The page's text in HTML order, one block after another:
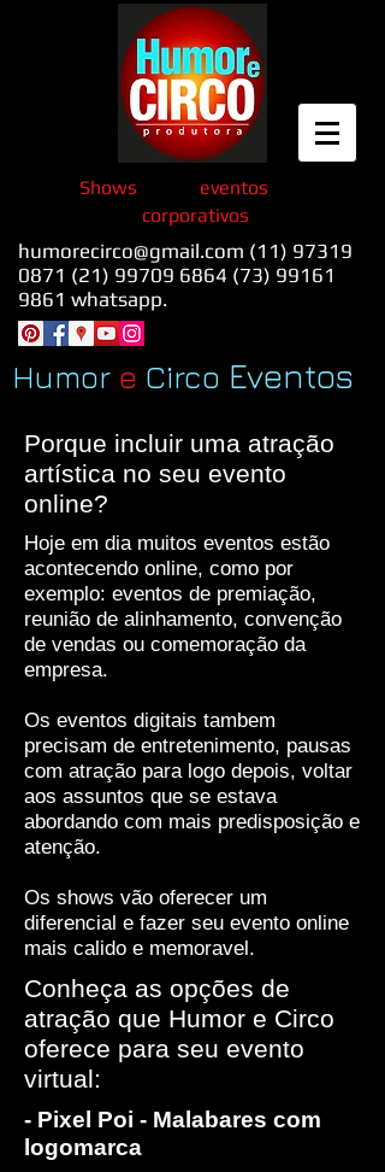
Shows eventos
corporativos
humorecirco@gmail.com (11) 97319
0871 (21) 99709 6864 (73) 99161
9861 whatsapp.
Humor e Circo Eventos
Porque incluir uma atração
artística no seu evento
online?
Hoje em dia muitos eventos estão
acontecendo online, como por
exemplo: eventos de premiação,
reunião de alinhamento, convenção
de vendas ou comemoração da
empresa.
Os eventos digitais tambem
precisam de entretenimento, pausas
com atração para logo depois, voltar
aos assuntos que se estava
abordando com mais predisposição e
atenção.
Os shows vão oferecer um
diferencial e fazer seu evento online
mais calido e memoravel.
Conheça as opções de
atração que Humor e Circo
oferece para seu evento
virtual:
- Pixel Poi - Malabares com
logomarca